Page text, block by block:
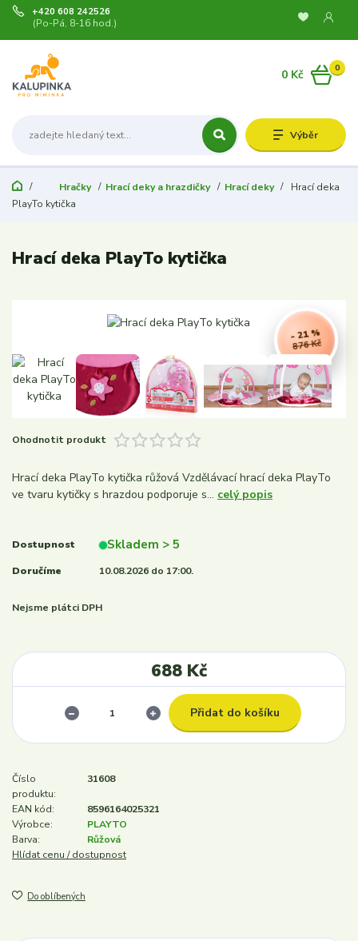
Výběr
+420 608 242526
(Po-Pá, 8-16 hod.)
0
0 Kč
Hračky Hrací deky a hrazdičky Hrací deky
Hrací deka
PlayTo kytička
Hrací deka PlayTo kytička
876 Kč
- 21 %
Ohodnotit produkt
Hrací deka PlayTo kytička růžová Vzdělávací hrací deka PlayTo
ve tvaru kytičky s hrazdou podporuje s... celý popis
Dostupnost Skladem > 5
Doručíme 10.08.2026 do 17:00.
Nejsme plátci DPH
688 Kč
Přidat do košíku
Číslo
produktu:
31608
EAN kód:
8596164025321
Výrobce:
PLAYTO
Barva:
Růžová
Hlídat cenu / dostupnost
Do oblíbených